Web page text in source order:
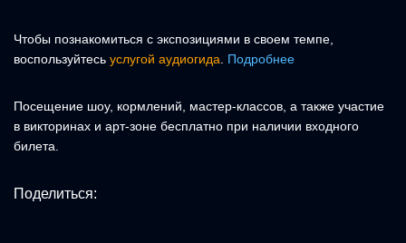
Чтобы познакомиться с экспозициями в своем темпе,
воспользуйтесь услугой аудиогида Подробнее
Посещение шоу, кормлений, мастер-классов, а также участие
в викторинах и арт-зоне бесплатно при наличии входного
билета.
Поделиться: